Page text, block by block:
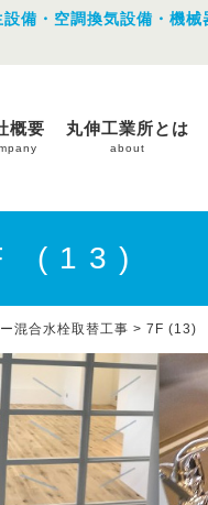
備・空調換気設備・機
概要 丸伸工業所とは
about
(13)
混合水栓取替工事 > 7F (13)